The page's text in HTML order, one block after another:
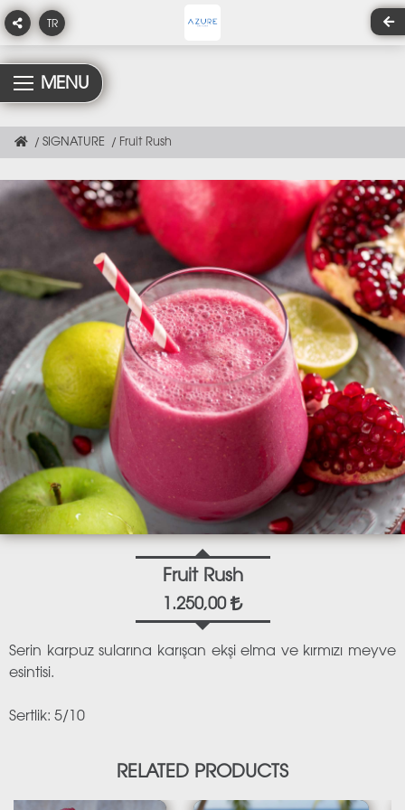
TR
MENU
SIGNATURE Fruit Rush
Fruit Rush
1.250,00
Serin karpuz sularına karışan ekşi elma ve kırmızı meyve
esintisi.
Sertlik: 5/10
RELATED PRODUCTS